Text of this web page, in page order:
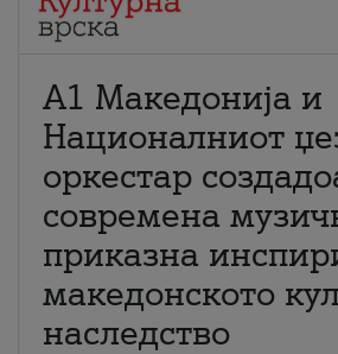
А1 Македонија и
Националниот
оркестар
современа
приказна
македонското
наследство